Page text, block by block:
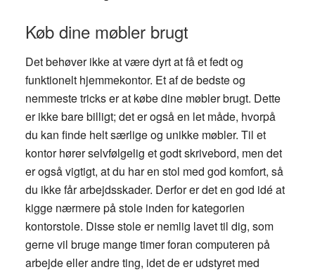
Køb dine møbler brugt
Det behøver ikke at være dyrt at få et fedt og
funktionelt hjemmekontor. Et af de bedste og
nemmeste tricks er at købe dine møbler brugt. Dette
er ikke bare billigt; det er også en let måde, hvorpå
du kan finde helt særlige og unikke møbler. Til et
kontor hører selvfølgelig et godt skrivebord, men det
er også vigtigt, at du har en stol med god komfort, så
du ikke får arbejdsskader. Derfor er det en god idé at
kigge nærmere på stole inden for kategorien
kontorstole. Disse stole er nemlig lavet til dig, som
gerne vil bruge mange timer foran computeren på
arbejde eller andre ting, idet de er udstyret med